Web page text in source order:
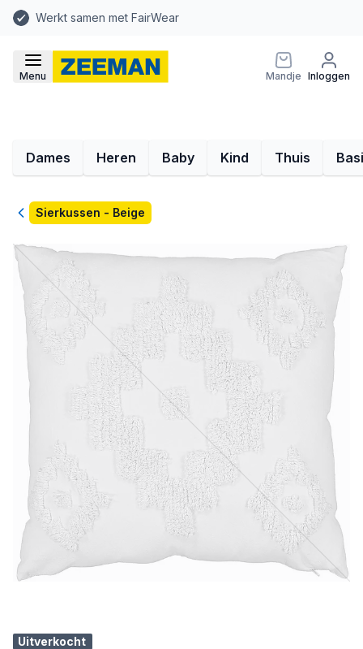
Werkt samen met FairWear
Menu Mandje Inloggen
Dames Heren Baby Kind Thuis
TerugSierkussen - Beige
Uitverkocht